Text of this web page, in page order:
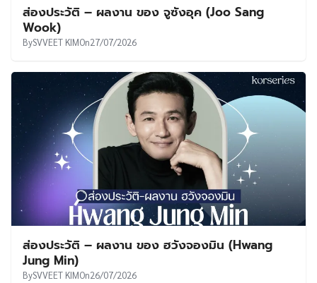
ส่องประวัติ – ผลงาน ของ จูซังอุค (Joo Sang
Wook)
BySVVEET KIMOn27/07/2026
ส่องประวัติ – ผลงาน ของ ฮวังจองมิน (Hwang
Jung Min)
BySVVEET KIMOn26/07/2026